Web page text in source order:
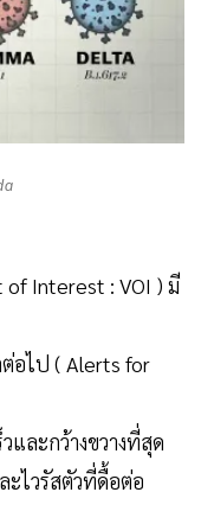
of Interest : VOI ) มี
อไป ( Alerts for
และกว้างขวางที่สุด
ไวรัสตัวที่ดื้อต่อ